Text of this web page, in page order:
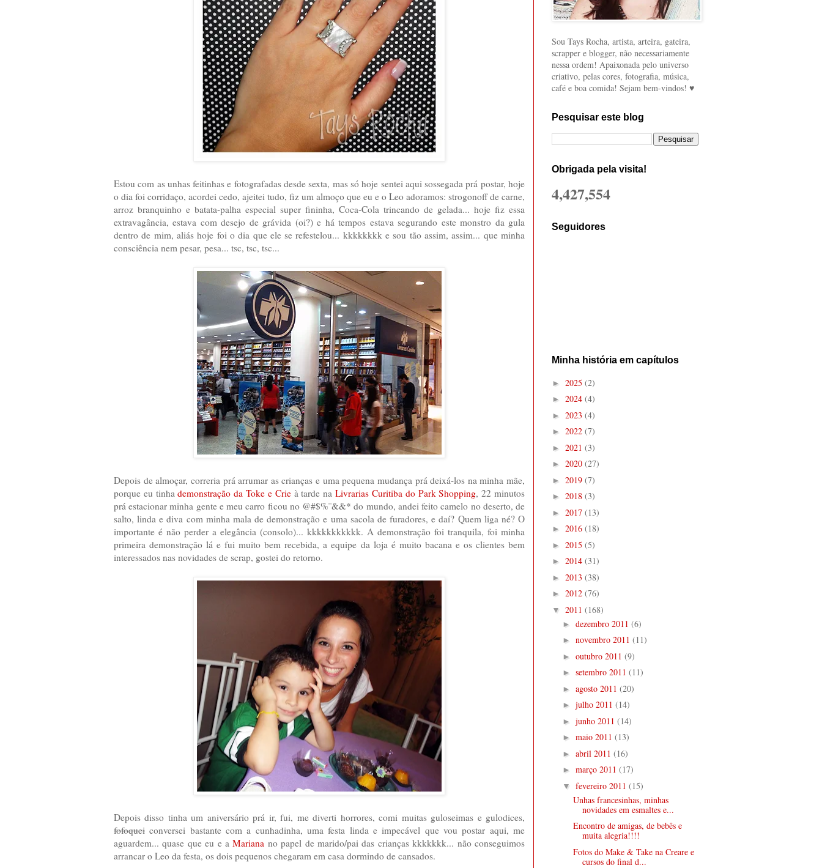
Estou com as unhas feitinhas e fotografadas desde sexta, mas só hoje sentei aqui sossegada prá postar, hoje
o dia foi corridaço, acordei cedo, ajeitei tudo, fiz um almoço que eu e o Leo adoramos: strogonoff de carne,
arroz branquinho e batata-palha especial super fininha, Coca-Cola trincando de gelada... hoje fiz essa
extravagância, estava com desejo de grávida (oi?) e há tempos estava segurando este monstro da gula
dentro de mim, aliás hoje foi o dia que ele se refestelou... kkkkkkkk e sou tão assim, assim... que minha
consciência nem pesar, pesa... tsc, tsc, tsc...
Depois de almoçar, correria prá arrumar as crianças e uma pequena mudança prá deixá-los na minha mãe,
porque eu tinhademonstração da Toke e Crieà tarde naLivrarias Curitiba do Park Shopping, 22 minutos
prá estacionar minha gente e meu carro ficou no @#$%¨&&* do mundo, andei feito camelo no deserto, de
salto, linda e diva com minha mala de demonstração e uma sacola de furadores, e daí? Quem liga né? O
importante é não perder a elegância (consolo)... kkkkkkkkkkk. A demonstração foi tranquila, foi minha
primeira demonstração lá e fui muito bem recebida, a equipe da loja é muito bacana e os clientes bem
interessados nas novidades de scrap, gostei do retorno.
Depois disso tinha um aniversário prá ir, fui, me diverti horrores, comi muitas guloseimas e gulodices,
fofoquei conversei bastante com a cunhadinha, uma festa linda e impecável que vou postar aqui, me
aguardem... quase que eu e aMariana no papel de marido/pai das crianças kkkkkkk... não conseguimos
arrancar o Leo da festa, os dois pequenos chegaram em casa dormindo de cansados.
Sou Tays Rocha, artista, arteira, gateira,
scrapper e blogger, não necessariamente
nessa ordem! Apaixonada pelo universo
criativo, pelas cores, fotografia, música,
café e boa comida! Sejam bem-vindos! ♥
Pesquisar este blog
Obrigada pela visita!
4,427,554
Seguidores
Minha história em capítulos
► 2025 (2)
► 2024 (4)
► 2023 (4)
► 2022 (7)
► 2021 (3)
► 2020 (27)
► 2019 (7)
► 2018 (3)
► 2017 (13)
► 2016 (18)
► 2015 (5)
► 2014 (31)
► 2013 (38)
► 2012 (76)
▼ 2011 (168)
► dezembro 2011 (6)
► novembro 2011 (11)
► outubro 2011 (9)
► setembro 2011 (11)
► agosto 2011 (20)
► julho 2011 (14)
► junho 2011 (14)
► maio 2011 (13)
► abril 2011 (16)
► março 2011 (17)
▼ fevereiro 2011 (15)
Unhas francesinhas, minhas
novidades em esmaltes e...
Encontro de amigas, de bebês e
muita alegria!!!!
Fotos do Make & Take na Creare e
cursos do final d...